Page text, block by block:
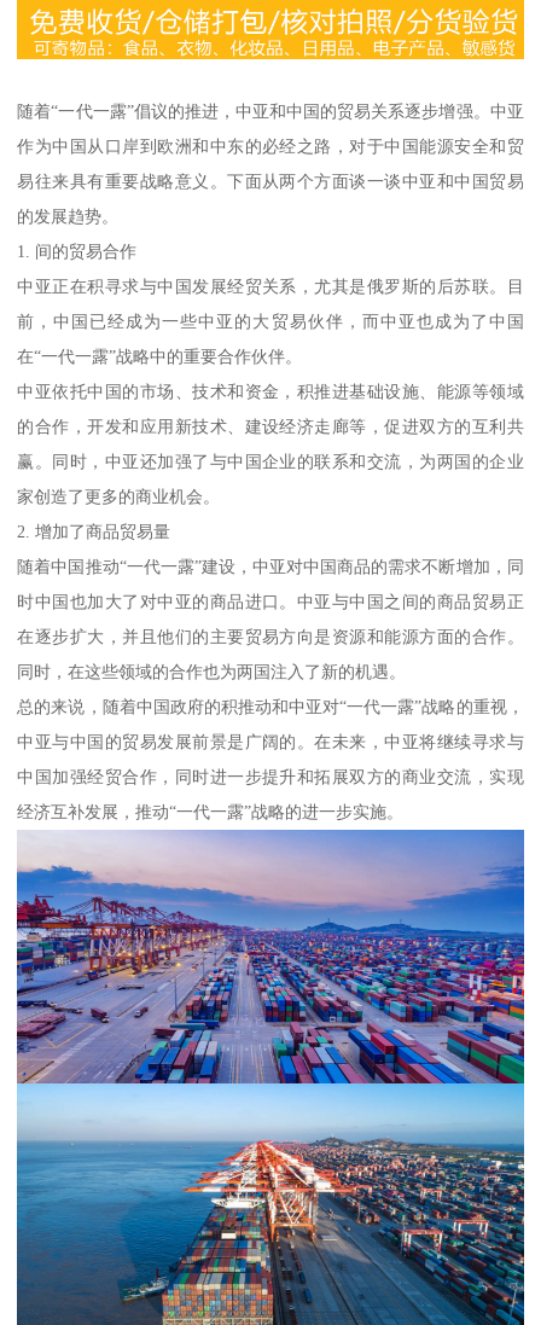
随着“一代一露”倡议的推进，中亚和中国的贸易关系逐步增强。中亚
作为中国从口岸到欧洲和中东的必经之路，对于中国能源安全和贸
易往来具有重要战略意义。下面从两个方面谈一谈中亚和中国贸易
的发展趋势。
1. 间的贸易合作
中亚正在积寻求与中国发展经贸关系，尤其是俄罗斯的后苏联。目
前，中国已经成为一些中亚的大贸易伙伴，而中亚也成为了中国
在“一代一露”战略中的重要合作伙伴。
中亚依托中国的市场、技术和资金，积推进基础设施、能源等领域
的合作，开发和应用新技术、建设经济走廊等，促进双方的互利共
赢。同时，中亚还加强了与中国企业的联系和交流，为两国的企业
家创造了更多的商业机会。
2. 增加了商品贸易量
随着中国推动“一代一露”建设，中亚对中国商品的需求不断增加，同
时中国也加大了对中亚的商品进口。中亚与中国之间的商品贸易正
在逐步扩大，并且他们的主要贸易方向是资源和能源方面的合作。
同时，在这些领域的合作也为两国注入了新的机遇。
总的来说，随着中国政府的积推动和中亚对“一代一露”战略的重视，
中亚与中国的贸易发展前景是广阔的。在未来，中亚将继续寻求与
中国加强经贸合作，同时进一步提升和拓展双方的商业交流，实现
经济互补发展，推动“一代一露”战略的进一步实施。